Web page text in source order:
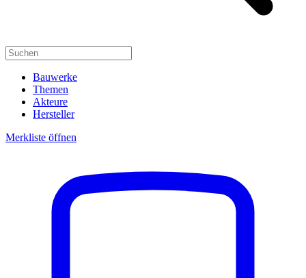
Bauwerke
Themen
Akteure
Hersteller
Merkliste öffnen